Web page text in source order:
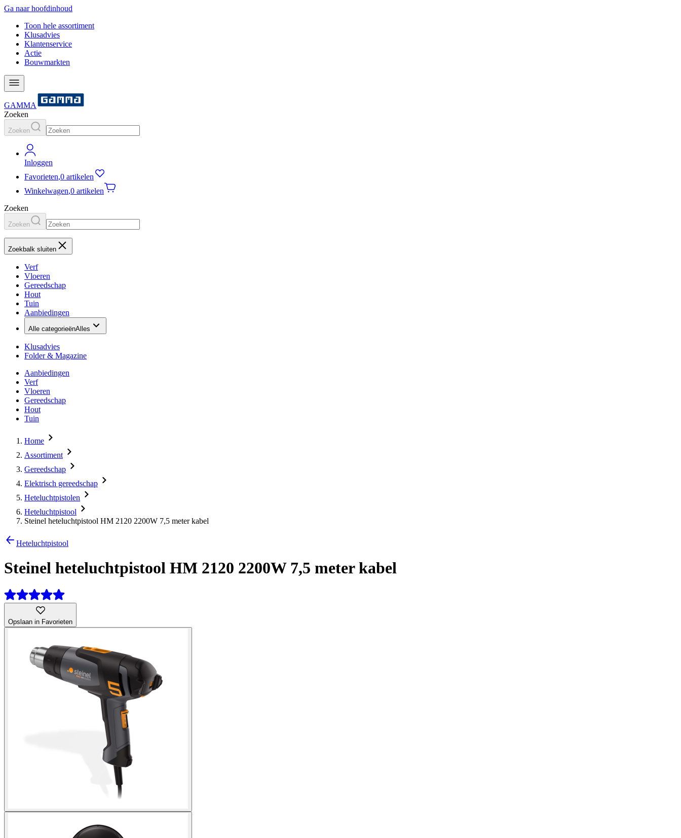
Ga naar hoofdinhoud
Toon hele assortiment
Klusadvies
Klantenservice
Actie
Bouwmarkten
GAMMA
Zoeken
Zoeken
Inloggen
Favorieten,0 artikelen
Winkelwagen,0 artikelen
Zoeken
Zoeken
Zoekbalk sluiten
Verf
Vloeren
Gereedschap
Hout
Tuin
Aanbiedingen
Alle categorieënAlles
Klusadvies
Folder & Magazine
Aanbiedingen
Verf
Vloeren
Gereedschap
Hout
Tuin
Home
Assortiment
Gereedschap
Elektrisch gereedschap
Heteluchtpistolen
Heteluchtpistool
Steinel heteluchtpistool HM 2120 2200W 7,5 meter kabel
Heteluchtpistool
Steinel heteluchtpistool HM 2120 2200W 7,5 meter kabel
Opslaan in Favorieten